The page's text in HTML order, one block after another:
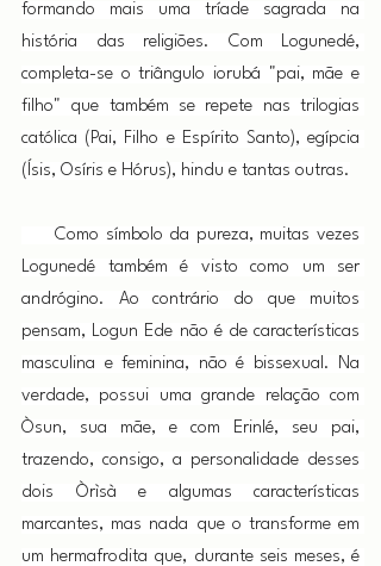
formando mais uma tríade sagrada na
história das religiões. Com Logunedé,
completa-se o triângulo iorubá "pai, mãe e
filho" que também se repete nas trilogias
católica (Pai, Filho e Espírito Santo), egípcia
(Ísis, Osíris e Hórus), hindu e tantas outras.
Como símbolo da pureza, muitas vezes
Logunedé também é visto como um ser
andrógino. Ao contrário do que muitos
pensam, Logun Ede não é de características
masculina e feminina, não é bissexual. Na
verdade, possui uma grande relação com
Òsun, sua mãe, e com Erinlé, seu pai,
trazendo, consigo, a personalidade desses
dois Òrìsà e algumas características
marcantes, mas nada que o transforme em
um hermafrodita que, durante seis meses, é